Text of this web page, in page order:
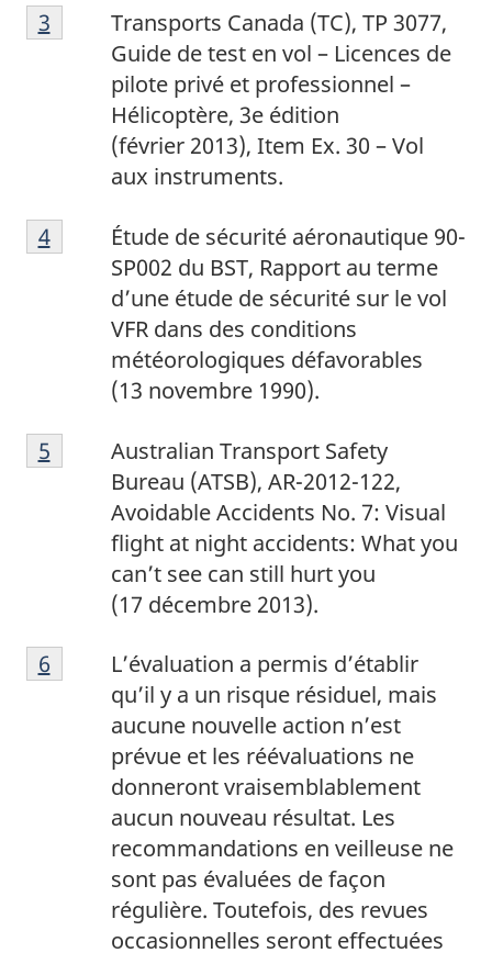
3
Transports Canada (TC), TP 3077,
Guide de test en vol – Licences de
pilote privé et professionnel –
Hélicoptère, 3e édition
(février 2013), Item Ex. 30 – Vol
aux instruments.
Return to footnote
3 referrer
4
Étude de sécurité aéronautique 90-
SP002 du BST, Rapport au terme
d’une étude de sécurité sur le vol
VFR dans des conditions
météorologiques défavorables
(13 novembre 1990).
Return to footnote
4referrer
5
Australian Transport Safety
Bureau (ATSB), AR-2012-122,
Avoidable Accidents No. 7: Visual
flight at night accidents: What you
can’t see can still hurt you
(17 décembre 2013).
Return to footnote
5 referrer
6
L’évaluation a permis d’établir
qu’il y a un risque résiduel, mais
aucune nouvelle action n’est
prévue et les réévaluations ne
donneront vraisemblablement
aucun nouveau résultat. Les
recommandations en veilleuse ne
sont pas évaluées de façon
régulière. Toutefois, des revues
occasionnelles seront effectuées
Return to footnote
6 referrer